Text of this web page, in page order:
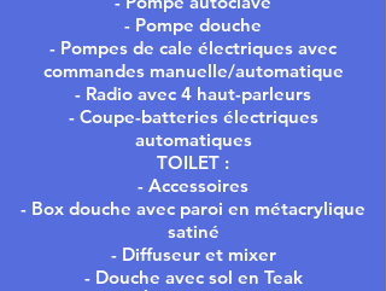
- Pompe douche
- Pompes de cale électriques avec
commandes manuelle/automatique
- Radio avec 4 haut-parleurs
- Coupe-batteries électriques
automatiques
TOILET :
- Accessoires
- Box douche avec paroi en métacrylique
satiné
- Diffuseur et mixer
- Douche avec sol en Teak